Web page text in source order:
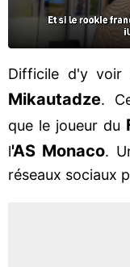
Difficile d'y voir
Mikautadze.
que le joueur du
l'AS Monaco.
réseaux sociaux